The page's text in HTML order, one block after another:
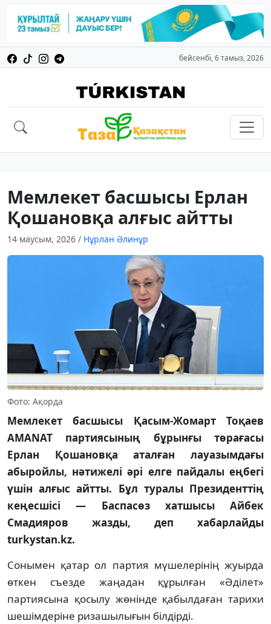
бейсенбі, 6 тамыз, 2026
Мемлекет басшысы Ерлан
Қошановқа алғыс айтты
14 маусым, 2026 / Нұрлан Әлинұр
Фото: Ақорда
Мемлекет басшысы Қасым-Жомарт Тоқаев
AMANAT партиясының бұрынғы төрағасы
Ерлан Қошановқа аталған лауазымдағы
абыройлы, нәтижелі әрі елге пайдалы еңбегі
үшін алғыс айтты. Бұл туралы Президенттің
кеңесшісі — Баспасөз хатшысы Айбек
Смадияров жазды, деп хабарлайды
turkystan.kz.
Сонымен қатар ол партия мүшелерінің жуырда
өткен съезде жаңадан құрылған «Әділет»
партиясына қосылу жөнінде қабылдаған тарихи
шешімдеріне ризашылығын білдірді.